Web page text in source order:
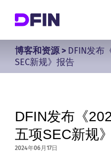
博客和资源> DFIN发布
SEC新规》报告
DFIN发布《
五项SEC新规
2024年06月17日